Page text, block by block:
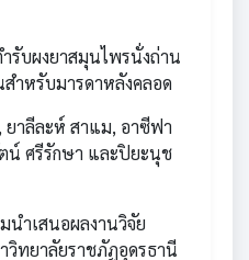
รับผงยาสมุนไพรนั่งถ่าน
หรับมารดาหลังคลอด
าลีละห์ สาแม, อาซีฟา
น์ ศรีรักษา และปิยะนุช
นำเสนอผลงานวิจัย
ทยาลัยราชภัฏอุดรธานี